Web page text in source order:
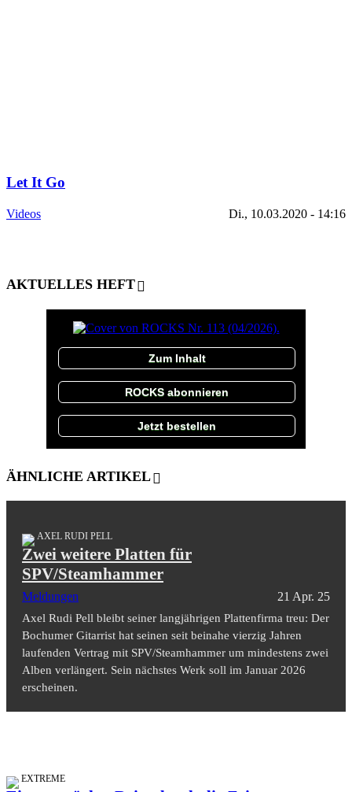
Let It Go
Videos Di., 10.03.2020 - 14:16
AKTUELLES HEFT
Zum Inhalt
ROCKS abonnieren
Jetzt bestellen
ÄHNLICHE ARTIKEL
AXEL RUDI PELL
Zwei weitere Platten für
SPV/Steamhammer
Meldungen 21 Apr. 25
Axel Rudi Pell bleibt seiner langjährigen Plattenfirma treu: Der
Bochumer Gitarrist hat seinen seit beinahe vierzig Jahren
laufenden Vertrag mit SPV/Steamhammer um mindestens zwei
Alben verlängert. Sein nächstes Werk soll im Januar 2026
erscheinen.
EXTREME